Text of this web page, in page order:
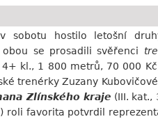
sobotu hostilo letošní
se prosadili svěřenci
kl., 1 800 metrů, 70 000
trenérky Zuzany Kubovičové
Zlínského kraje (III. kat.,
) roli favorita potvrdil